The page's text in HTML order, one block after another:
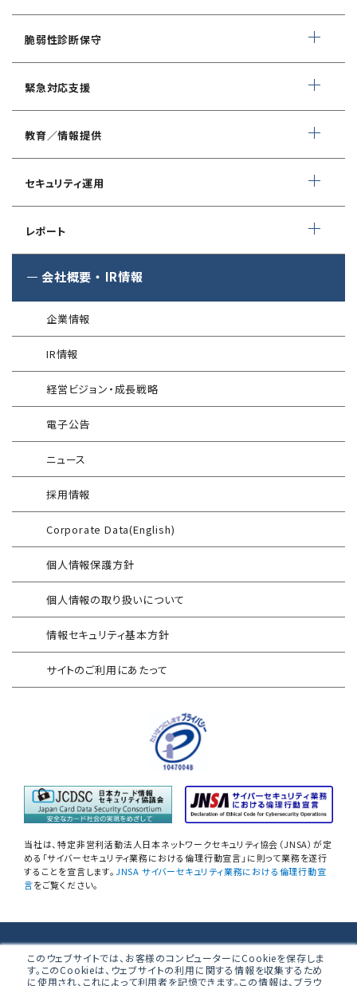
このウェブサイトでは、お客様のコンピューターにCookieを保存しま
す。このCookieは、ウェブサイトの利用に関する情報を収集するため
に使用され、これによって利用者を記憶できます。この情報は、ブラウ
AIサービス提供者・利用者向け
サイバーセキュリティ対策支援
CSIRT構築／運用支援
インシデント初動対応準備支援
Shift Left コンサルティング
「サプライチェーン強化に向けたセキュリティ対策評価制度」
運用開始に備えた事前対策支援サービス
インシデント対応訓練
インシデント対応訓練シミュレーター
情報セキュリティリスクアセスメント
FISCガイドライン準拠対応支援サービス
地方公共団体向け 情報セキュリティ
セルフアセスメント
産業制御システム向けリスクアセスメント
EC加盟店様向け セキュリティ・チェックリスト
対応アセスメントサービス
自己問診型 個人情報に関わる
情報セキュリティアセスメント
情報セキュリティ
自己点検アンケートサービス
NIST SP800-171 サプライチェーン
情報セキュリティアセスメント
データベース設定評価
無線LAN調査
WEBアプリケーション脆弱性診断
ネットワーク脆弱性診断
IoTセキュリティ診断
クラウドセキュリティ設定診断
アタックサーフェス調査
SQAT with Swift Delivery
脆弱性診断保守
デイリー自動脆弱性診断
WEBサイトコンテンツ改ざん検知
緊急対応支援
デジタルフォレンジック
緊急対応サービス
教育／情報提供
セキュリスト（SecuriST）
EC-Council
（セキュリティエンジニア養成講座）
セキュリティ運用
Managed Security Service for AWS
WAF運用
G-MDR
インターネット分離クラウド
SIEM運用／分析
Splunk自動遮断連携
エンドポイントセキュリティ EDR-MSS
Security-First Aidサービス
セキュアメール
AAMSマルウェア・プロテクト
セキュリティログ分析／活用支援
サイバープロテクション（CP）
レポート
SQAT セキュリティレポート
SQAT®情報セキュリティ瓦版
導入事例
技術情報／コラム
会社概要 ・ IR情報
企業情報
IR情報
経営ビジョン・成長戦略
電子公告
ニュース
採用情報
Corporate Data(English)
個人情報保護方針
個人情報の取り扱いについて
情報セキュリティ基本方針
サイトのご利用にあたって
当社は、特定非営利活動法人日本ネットワークセキュリティ協会（JNSA）が定
める「サイバーセキュリティ業務における倫理行動宣言」に則って業務を遂行
することを宣言します。JNSA サイバーセキュリティ業務における倫理行動宣
言をご覧ください。
株式会社ブロードバンドセキュリティ